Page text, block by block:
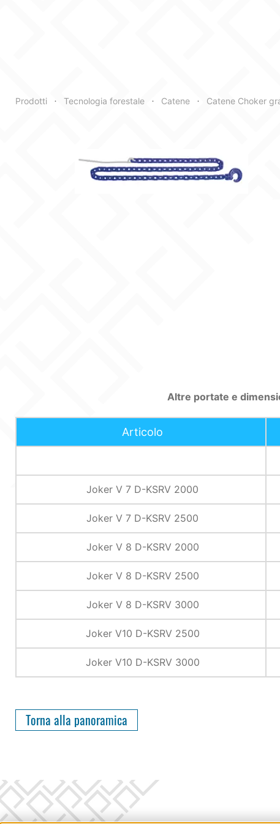
Prodotti • Tecnologia forestale • Catene • Catene Choker
Altre portate e
Articolo
Joker V 7 D-KSRV 2000
Joker V 7 D-KSRV 2500
Joker V 8 D-KSRV 2000
Joker V 8 D-KSRV 2500
Joker V 8 D-KSRV 3000
Joker V10 D-KSRV 2500
Joker V10 D-KSRV 3000
daN
Torna alla panoramica